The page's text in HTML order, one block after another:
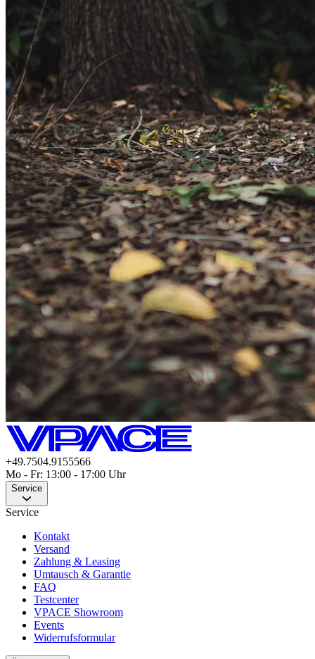
+49.7504.9155566
Mo - Fr: 13:00 - 17:00 Uhr
Service
Service
Kontakt
Versand
Zahlung & Leasing
Umtausch & Garantie
FAQ
Testcenter
VPACE Showroom
Events
Widerrufsformular